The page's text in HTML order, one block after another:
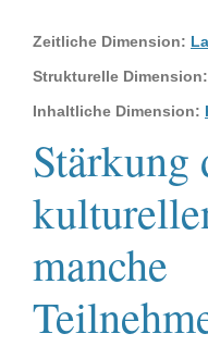
Zeitliche Dimension:
Strukturelle Dimension:
Inhaltliche Dimension:
Stärkung
manche